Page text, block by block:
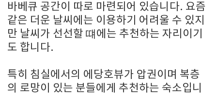
바베큐 공간이 따로 마련되어 있습니다. 요즘
같은 더운 날씨에는 이용하기 어려울 수 있지
만 날씨가 선선할 떄에는 추천하는 자리이기
도 합니다.
특히 침실에서의 에당호뷰가 압권이며 복층
의 로망이 있는 분들에게 추천하는 숙소입니